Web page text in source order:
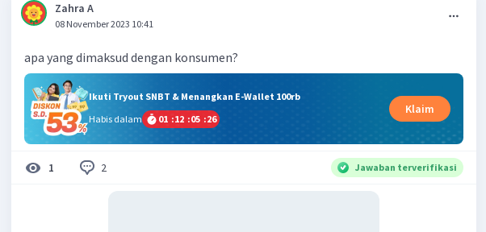
Zahra A
08 November 2023 10:41
apa yang dimaksud dengan konsumen?
Ikuti Tryout SNBT & Menangkan E-Wallet 100rb
Habis dalam
01 :12 :05 :25
Klaim
1 2 Jawaban terverifikasi